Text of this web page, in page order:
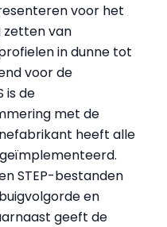
voor het
zetten van
in dunne tot
voor de
is de
met de
heeft alle
STEP-bestanden
en
geeft de